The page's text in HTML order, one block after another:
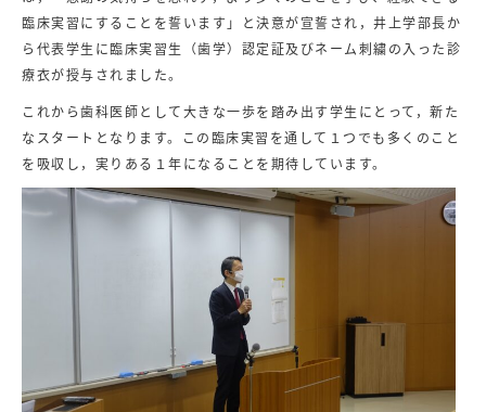
臨床実習にすることを誓います」と決意が宣誓され，井上学部長か
ら代表学生に臨床実習生（歯学）認定証及びネーム刺繍の入った診
療衣が授与されました。
これから歯科医師として大きな一歩を踏み出す学生にとって，新た
なスタートとなります。この臨床実習を通して１つでも多くのこと
を吸収し，実りある１年になることを期待しています。